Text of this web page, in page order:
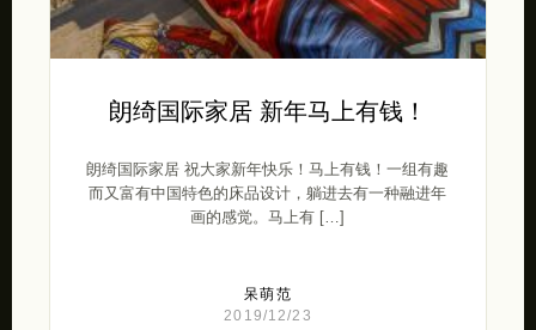
朗绮国际家居 新年马上有钱！
朗绮国际家居 祝大家新年快乐！马上有钱！一组有趣
而又富有中国特色的床品设计，躺进去有一种融进年
画的感觉。马上有 […]
呆萌范
2019/12/23